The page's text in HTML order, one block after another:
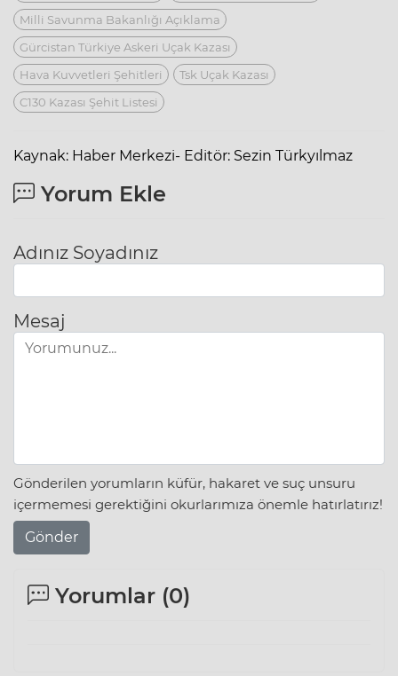
Milli Savunma Bakanlığı Açıklama
Gürcistan Türkiye Askeri Uçak Kazası
Hava Kuvvetleri Şehitleri
Tsk Uçak Kazası
C130 Kazası Şehit Listesi
Kaynak: Haber Merkezi- Editör: Sezin Türkyılmaz
Yorum Ekle
Adınız Soyadınız
Mesaj
Gönderilen yorumların küfür, hakaret ve suç unsuru
içermemesi gerektiğini okurlarımıza önemle hatırlatırız!
Gönder
Yorumlar (0)